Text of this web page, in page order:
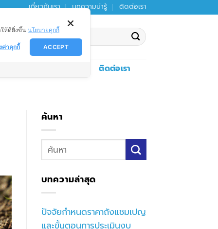
เกี่ยวกับเรา บทความน่ารู้ ติดต่อเรา
ติดต่อเรา
ค้นหา
บทความล่าสุด
ปัจจัยกำหนดราคาถังแชมเปญ
และขั้นตอนการประเมินงบ
ให้ดียิ่งขึ้น นโยบายคุกกี้
ACCEPT
ค่าคุกกี้